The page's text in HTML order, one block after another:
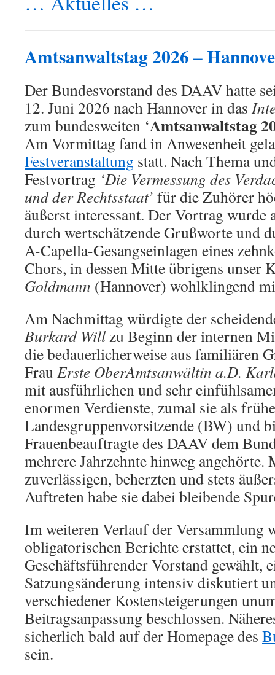
Amtsanwaltstag 2026 –
Der Bundesvorstand des DAAV hatte
12. Juni 2026 nach Hannover in das
zum bundesweiten ‘Amtsanwaltstag
Am Vormittag fand in Anwesenheit
Festveranstaltung statt. Nach Thema
Festvortrag ‘Die Vermessung des
und der Rechtsstaat’ für die Zuhörer
äußerst interessant. Der Vortrag wurde
durch wertschätzende Grußworte und
A-Capella-Gesangseinlagen eines
Chors, in dessen Mitte übrigens unser
Goldmann (Hannover) wohlklingend
Am Nachmittag würdigte der
Burkard Willzu Beginn der internen
die bedauerlicherweise aus familiären
Frau Erste OberAmtsanwältin a.D.
mit ausführlichen und sehr
enormen Verdienste, zumal sie als
Landesgruppenvorsitzende (BW) und
Frauenbeauftragte des DAAV dem
mehrere Jahrzehnte hinweg
zuverlässigen, beherzten und stets
Auftreten habe sie dabei bleibende
Im weiteren Verlauf der Versammlung
obligatorischen Berichte erstattet, ein
Geschäftsführender Vorstand gewählt,
Satzungsänderung intensiv diskutiert
verschiedener Kostensteigerungen
Beitragsanpassung beschlossen.
sicherlich bald auf der Homepage des
sein.